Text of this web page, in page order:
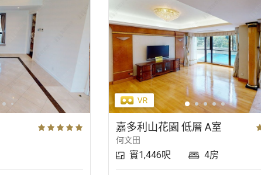
嘉多利山花園 低層 A室
何文田
實1,446呎 4房